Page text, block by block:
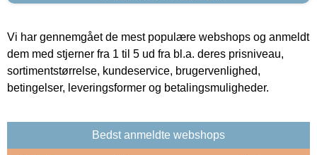
Vi har gennemgået de mest populære webshops og anmeldt
dem med stjerner fra 1 til 5 ud fra bl.a. deres prisniveau,
sortimentstørrelse, kundeservice, brugervenlighed,
betingelser, leveringsformer og betalingsmuligheder.
Bedst anmeldte webshops